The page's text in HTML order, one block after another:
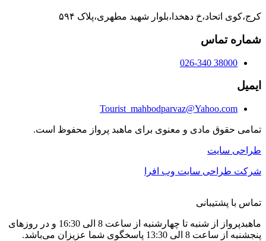
کرج،کوی اتحاد،خ دهخدا،بلوار شهید مطهری،پلاک ۵۹۴
شماره تماس
38000 026-340
ایمیل
Tourist_mahbodparvaz@Yahoo.com
تمامی حقوق مادی و معنوی برای ماهبد پرواز محفوظ است.
طراحی سایت
شرکت طراحی سایت وب افرا
تماس با پشتیبانی
ماهبدپرواز از شنبه تا چهارشنبه از ساعت 8 الی 16:30 و در روزهای
پنجشنبه از ساعت 8 الی 13:30 پاسخگوی شما عزیزان می‌باشد.